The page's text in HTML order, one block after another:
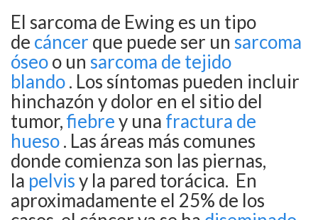
El sarcoma de Ewing es un tipo
de cáncer que puede ser un sarcoma
óseoo un sarcoma de tejido
blando. Los síntomas pueden incluir
hinchazón y dolor en el sitio del
tumor,fiebrey una fractura de
hueso. Las áreas más comunes
donde comienza son las piernas,
la pelvisy la pared torácica. En
aproximadamente el 25% de los